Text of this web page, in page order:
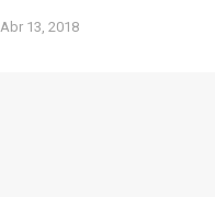
Abr 13, 2018